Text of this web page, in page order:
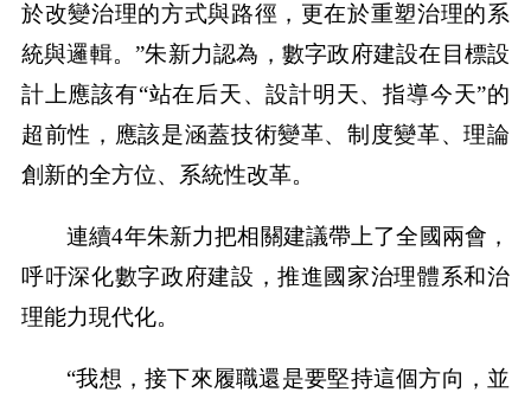
於改變治理的方式與路徑，更在於重塑治理的系
統與邏輯。”朱新力認為，數字政府建設在目標設
計上應該有“站在后天、設計明天、指導今天”的
超前性，應該是涵蓋技術變革、制度變革、理論
創新的全方位、系統性改革。
連續4年朱新力把相關建議帶上了全國兩會，
呼吁深化數字政府建設，推進國家治理體系和治
理能力現代化。
“我想，接下來履職還是要堅持這個方向，並